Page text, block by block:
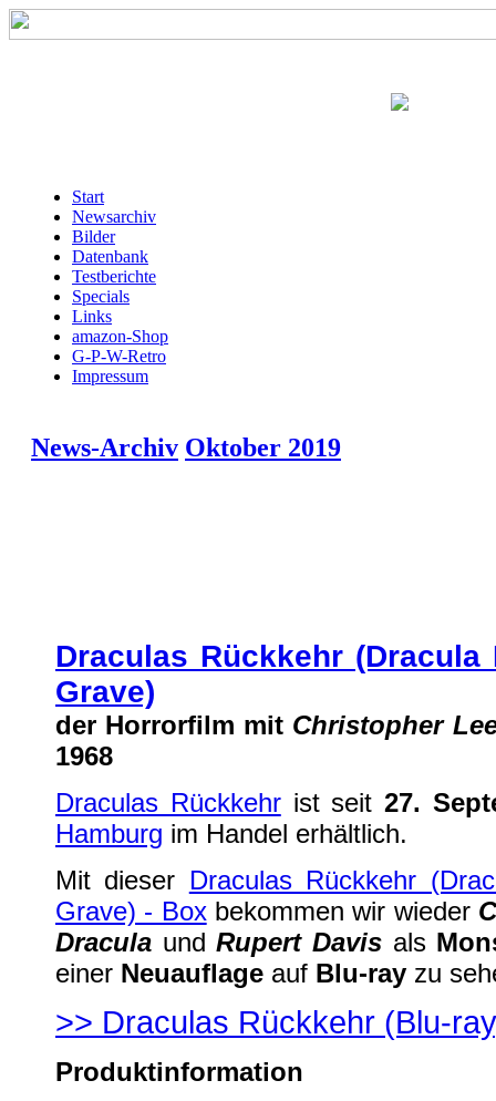
Start
Newsarchiv
Bilder
Datenbank
Testberichte
Specials
Links
amazon-Shop
G-P-W-Retro
Impressum
News-Archiv Oktober 2019
Draculas Rückkehr
Grave)
der Horrorfilm mit Christopher
1968
Draculas Rückkehrist seit 27.
Hamburg im Handel erhältlich.
Mit dieser Draculas Rückkehr
Grave) - Boxbekommen wir wieder
Dracula undRupert Davisals
einer Neuauflage auf Blu-ray zu
>> Draculas Rückkehr (Blu-
Produktinformation